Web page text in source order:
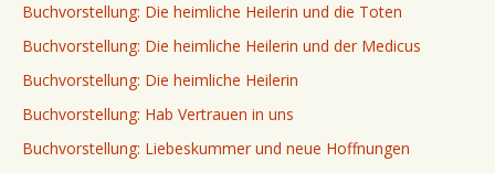
Buchvorstellung: Die heimliche Heilerin und die Toten
Buchvorstellung: Die heimliche Heilerin und der Medicus
Buchvorstellung: Die heimliche Heilerin
Buchvorstellung: Hab Vertrauen in uns
Buchvorstellung: Liebeskummer und neue Hoffnungen